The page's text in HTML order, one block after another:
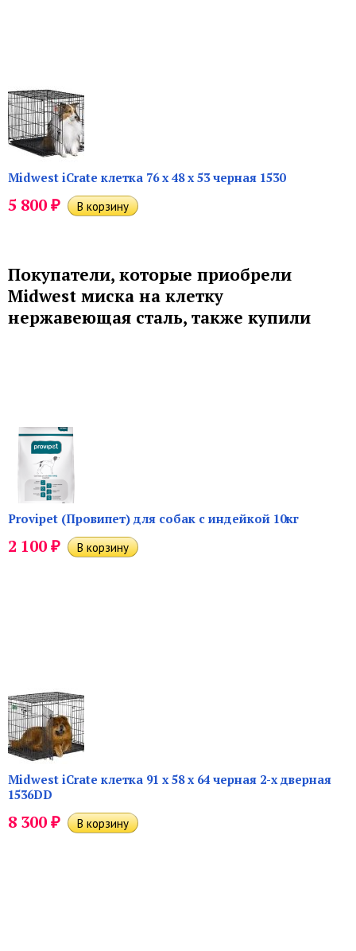
Midwest iCrate клетка 76 х 48 х 53 черная 1530
5 800₽
Покупатели, которые приобрели
Midwest миска на клетку
нержавеющая сталь, также купили
Provipet (Провипет) для собак с индейкой 10кг
2 100₽
Midwest iCrate клетка 91 х 58 х 64 черная 2-х дверная
1536DD
8 300₽